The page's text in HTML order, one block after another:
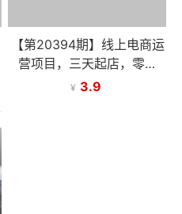
【第20394期】线上电商运
营项目，三天起店，零囤
货、轻资产、易复制、时间
¥ 3.9